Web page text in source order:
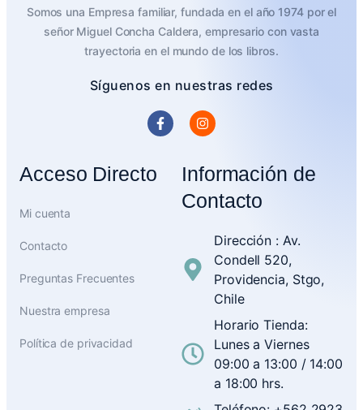
Somos una Empresa familiar, fundada en el año 1974 por el
señor Miguel Concha Caldera, empresario con vasta
trayectoria en el mundo de los libros.
Síguenos en nuestras redes
Acceso Directo
Mi cuenta
Contacto
Preguntas Frecuentes
Nuestra empresa
Política de privacidad
Información de
Contacto
Dirección : Av.
Condell 520,
Providencia, Stgo,
Chile
Horario Tienda:
Lunes a Viernes
09:00 a 13:00 / 14:00
a 18:00 hrs.